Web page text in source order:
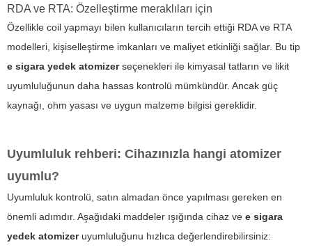
RDA ve RTA: Özelleştirme meraklıları için
Özellikle coil yapmayı bilen kullanıcıların tercih ettiği RDA ve RTA
modelleri, kişiselleştirme imkanları ve maliyet etkinliği sağlar. Bu tip
e sigara yedek atomizerseçenekleri ile kimyasal tatların ve likit
uyumluluğunun daha hassas kontrolü mümkündür. Ancak güç
kaynağı, ohm yasası ve uygun malzeme bilgisi gereklidir.
Uyumluluk rehberi: Cihazınızla hangi atomizer
uyumlu?
Uyumluluk kontrolü, satın almadan önce yapılması gereken en
önemli adımdır. Aşağıdaki maddeler ışığında cihaz ve e sigara
yedek atomizeruyumluluğunu hızlıca değerlendirebilirsiniz: